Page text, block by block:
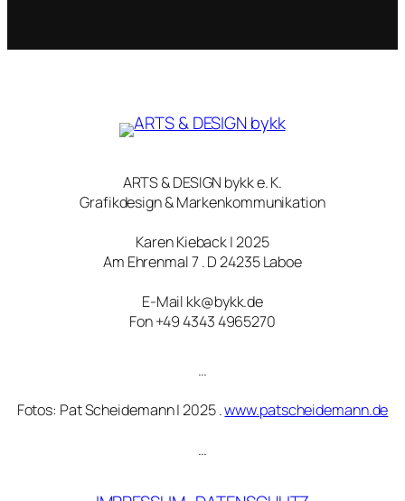
ARTS & DESIGN bykk e. K.
Grafikdesign & Markenkommunikation
Karen Kieback | 2025
Am Ehrenmal 7 . D 24235 Laboe
E-Mail kk@bykk.de
Fon +49 4343 4965270
…
Fotos: Pat Scheidemann | 2025 .www.patscheidemann.de
…